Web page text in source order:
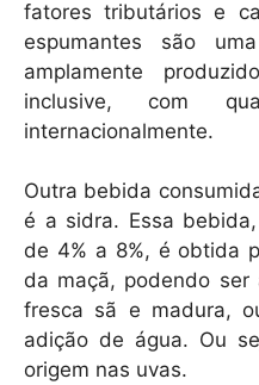
fatores tributários e
espumantes são
amplamente
inclusive, com
internacionalmente.
Outra bebida
é a sidra. Essa
de 4% a 8%, é obtida
da maçã, podendo
fresca sã e madura,
adição de água. Ou
origem nas uvas.